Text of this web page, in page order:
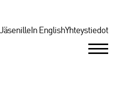
Jäsenille In EnglishYhteystiedot